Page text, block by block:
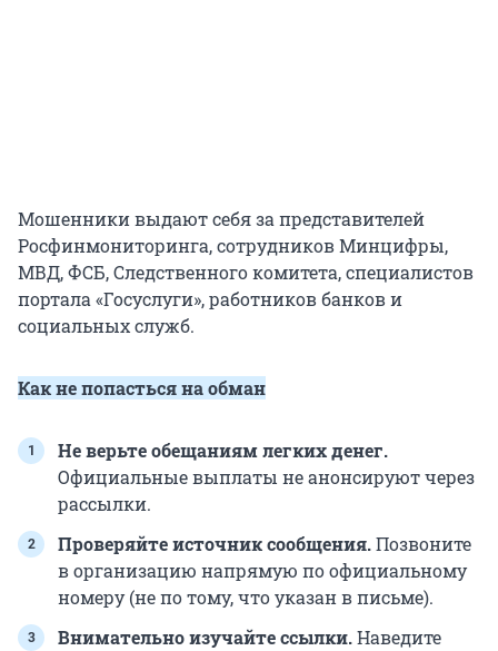
Мошенники выдают себя за представителей
Росфинмониторинга, сотрудников Минцифры,
МВД, ФСБ, Следственного комитета, специалистов
портала «Госуслуги», работников банков и
социальных служб.
Как не попасться на обман
Не верьте обещаниям легких денег.
Официальные выплаты не анонсируют через
рассылки.
Проверяйте источник сообщения.Позвоните
в организацию напрямую по официальному
номеру (не по тому, что указан в письме).
Внимательно изучайте ссылки.Наведите